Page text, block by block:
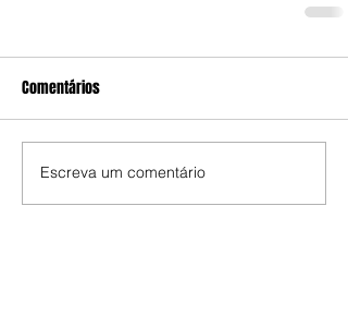
Comentários
Escreva um comentário